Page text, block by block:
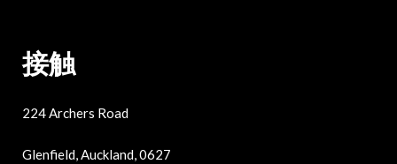
接触
224 Archers Road
Glenfield, Auckland, 0627